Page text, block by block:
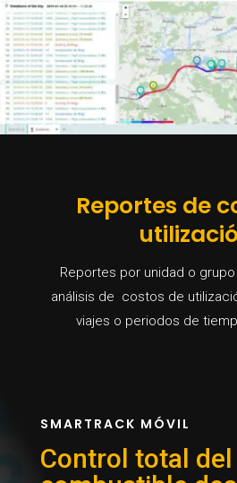
Reportes de
Reportes por unidad o
análisis de costos de
viajes o periodos de
SMARTRACK MÓVIL
Control total del